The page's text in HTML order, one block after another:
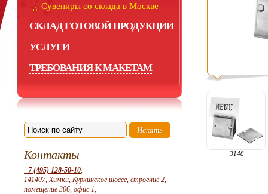
Сувениры со склада в Москве
СКЛАД ГОТОВОЙ ПРОДУКЦИИ
УСЛУГИ
ТРЕБОВАНИЯ К МАКЕТАМ
Контакты
+7 (495) 128-50-10,
141407, Химки, Куркинское шоссе, строение 2,
помещение 306, офис 1,
3148